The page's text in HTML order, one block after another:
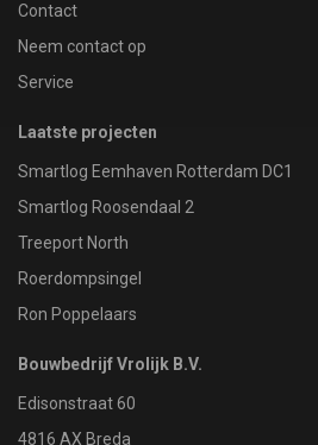
Contact
Neem contact op
Service
Laatste projecten
Smartlog Eemhaven Rotterdam DC1
Smartlog Roosendaal 2
Treeport North
Roerdompsingel
Ron Poppelaars
Bouwbedrijf Vrolijk B.V.
Edisonstraat 60
4816 AX Breda